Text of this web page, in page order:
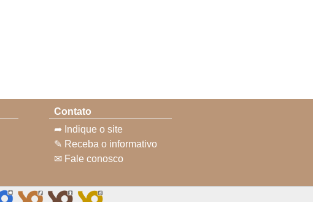
Contato
➦ Indique o site
✎ Receba o informativo
✉ Fale conosco